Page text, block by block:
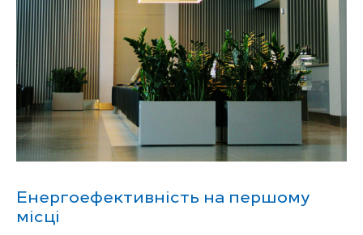
Енергоефективність на першому
місці